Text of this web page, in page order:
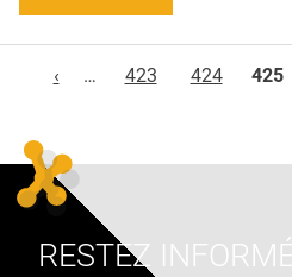
‹
… 423 424 425
RESTEZ